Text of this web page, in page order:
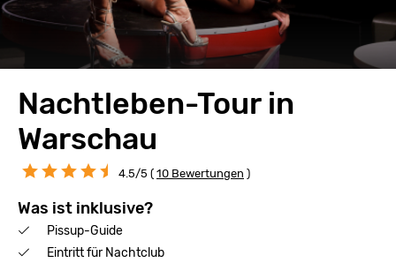
Nachtleben-Tour in
Warschau
4.5/5 ( 10 Bewertungen )
Was ist inklusive?
Pissup-Guide
Eintritt für Nachtclub